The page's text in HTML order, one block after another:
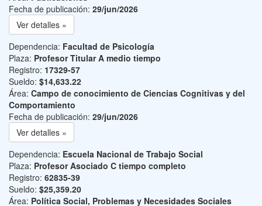
Fecha de publicación: 29/jun/2026
Ver detalles »
Dependencia: Facultad de Psicología
Plaza: Profesor Titular A medio tiempo
Registro: 17329-57
Sueldo: $14,633.22
Área: Campo de conocimiento de Ciencias Cognitivas y del
Comportamiento
Fecha de publicación: 29/jun/2026
Ver detalles »
Dependencia: Escuela Nacional de Trabajo Social
Plaza: Profesor Asociado C tiempo completo
Registro: 62835-39
Sueldo: $25,359.20
Área: Política Social, Problemas y Necesidades Sociales